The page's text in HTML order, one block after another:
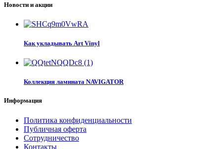
Новости и акции
Как укладывать Art Vinyl
Коллекция ламината NAVIGATOR
Информация
Политика конфиденциальности
Публичная оферта
Сотрудничество
Контакты